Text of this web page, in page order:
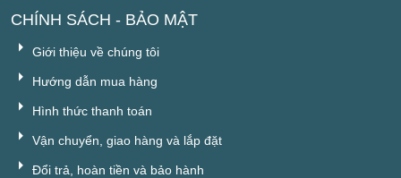
CHÍNH SÁCH - BẢO MẬT
Giới thiệu về chúng tôi
Hướng dẫn mua hàng
Hình thức thanh toán
Vận chuyển, giao hàng và lắp đặt
Đổi trả, hoàn tiền và bảo hành